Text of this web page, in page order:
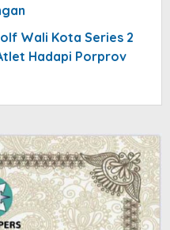
Wali Kota Series 2
Hadapi Porprov